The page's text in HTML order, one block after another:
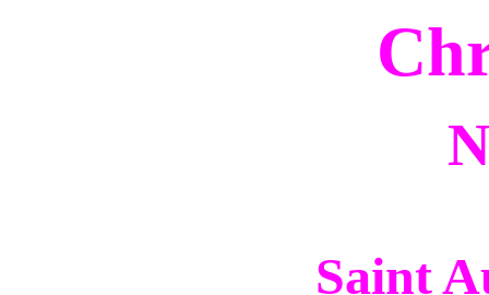
Saint